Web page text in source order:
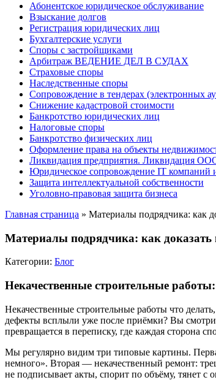
Абонентское юридическое обслуживание
Взыскание долгов
Регистрация юридических лиц
Бухгалтерские услуги
Споры с застройщиками
Арбитраж ВЕДЕНИЕ ДЕЛ В СУДАХ
Страховые споры
Наследственные споры
Сопровождение в тендерах (электронных
Снижение кадастровой стоимости
Банкротство юридических лиц
Налоговые споры
Банкротство физических лиц
Оформление права на объекты
Ликвидация предприятия. Ликвидация
Юридическое сопровождение IT компаний
Защита интеллектуальной собственности
Уголовно-правовая защита бизнеса
Главная страница » Материалы подрядчика: как
Материалы подрядчика: как доказать
Категории: Блог
Некачественные строительные
Некачественные строительные работы что
дефекты всплыли уже после приёмки? Вы
превращается в переписку, где каждая сторона
Мы регулярно видим три типовые картины.
немного». Вторая — некачественный ремонт:
не подписывает акты, спорит по объёму, тянет с